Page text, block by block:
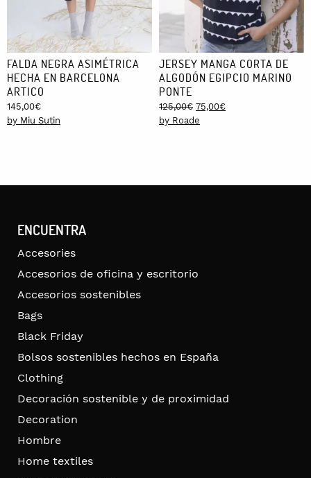
FALDA NEGRA ASIMÉTRICA
HECHA EN BARCELONA
ARTICO
145,00€
by Miu Sutin
JERSEY MANGA CORTA DE
ALGODÓN EGIPCIO MARINO
PONTE
125,00€ Original
price
75,00€Current
by Roade
ENCUENTRA
Accesories
Accesorios de oficina y escritorio
Accesorios sostenibles
Bags
Black Friday
Bolsos sostenibles hechos en España
Clothing
Decoración sostenible y de proximidad
Decoration
Hombre
Home textiles